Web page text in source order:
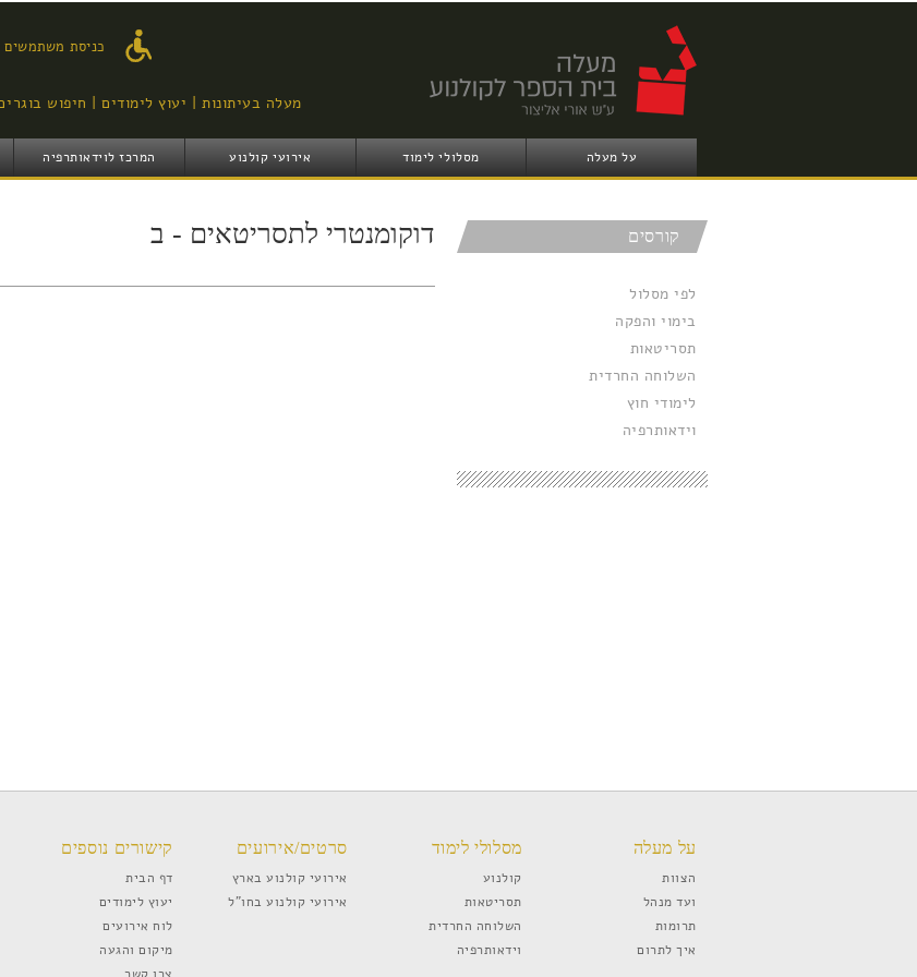
העיקרי
כניסת משתמשים
מעלה בעיתונות יעוץ לימודים חיפוש
על מעלה מסלולי לימוד אירועי קולנוע המרכז לוידאותרפיה
קורסים
לפי מסלול
בימוי והפקה
תסריטאות
השלוחה החרדית
לימודי חוץ
וידאותרפיה
דוקומנטרי לתסריטאים - ב
על מעלה
הצוות
ועד מנהל
תרומות
איך לתרום
מסלולי לימוד
קולנוע
תסריטאות
השלוחה החרדית
וידאותרפיה
סרטים/אירועים
אירועי קולנוע בארץ
אירועי קולנוע בחו”ל
קישורים נוספים
דף הבית
יעוץ לימודים
לוח אירועים
מיקום והגעה
צרו קשר